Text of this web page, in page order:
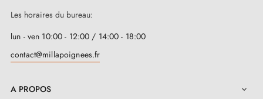
Les horaires du bureau:
lun - ven 10:00 - 12:00 / 14:00 - 18:00
contact@millapoignees.fr
A PROPOS 